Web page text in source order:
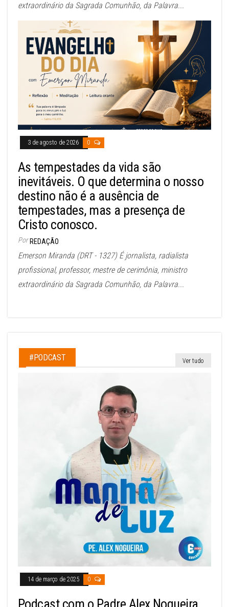
extraordinário da Sagrada Comunhão, da Palavra...
3 de agosto de 2026 0
As tempestades da vida são
inevitáveis. O que determina o nosso
destino não é a ausência de
tempestades, mas a presença de
Cristo conosco.
Por REDAÇÃO
Emerson Miranda (DRT - 1327) É jornalista, radialista
profissional, professor, mestre de cerimônia, ministro
extraordinário da Sagrada Comunhão, da Palavra...
#PODCAST Ver tudo
14 de março de 2025 0
Podcast com o Padre Alex Nogueira